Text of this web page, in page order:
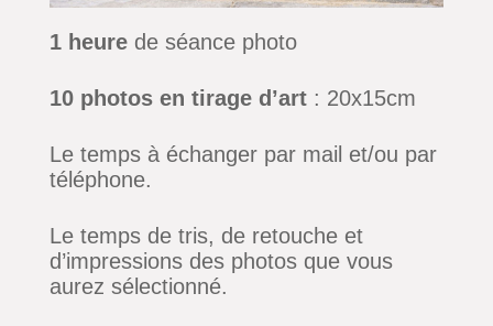
1 heurede séance photo
10 photos en tirage d’art: 20x15cm
Le temps à échanger par mail et/ou par
téléphone.
Le temps de tris, de retouche et
d’impressions des photos que vous
aurez sélectionné.